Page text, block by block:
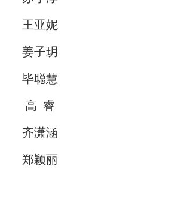
王亚妮
姜子玥
毕聪慧
高 睿
齐潇涵
郑颖丽